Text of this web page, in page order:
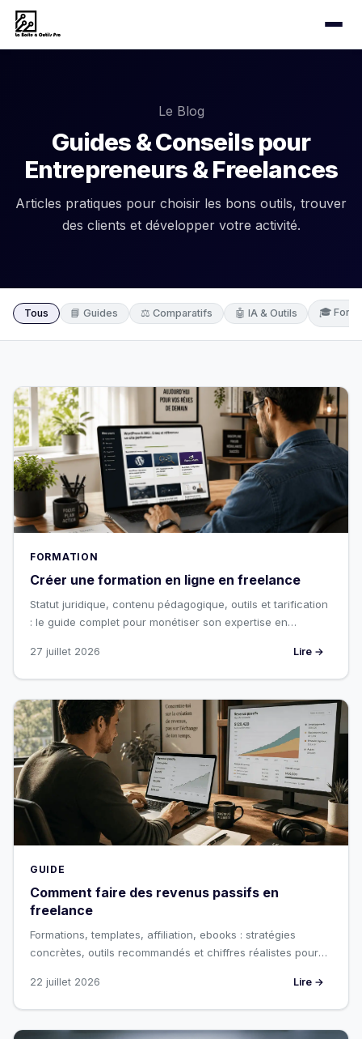
Le Blog
Guides & Conseils pour
Entrepreneurs & Freelances
Articles pratiques pour choisir les bons outils, trouver
des clients et développer votre activité.
Tous 📘 Guides ⚖️ Comparatifs 🤖 IA & Outils 🎓
FORMATION
Créer une formation en ligne en freelance
Statut juridique, contenu pédagogique, outils et tarification
: le guide complet pour monétiser son expertise en
27 juillet 2026 Lire →
GUIDE
Comment faire des revenus passifs en
freelance
Formations, templates, affiliation, ebooks : stratégies
concrètes, outils recommandés et chiffres réalistes pour
22 juillet 2026 Lire →